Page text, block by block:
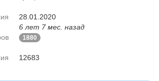
28.01.2020
6 лет 7 мес. назад
1880
12683